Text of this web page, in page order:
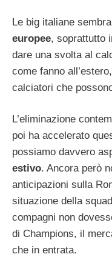
Le big italiane
europee, soprattutto
dare una svolta al
come fanno
calciatori che
L’eliminazione
poi ha accelerato
possiamo davvero
estivo. Ancora però
anticipazioni sulla
situazione della
compagni non
di Champions, il
che in entrata.